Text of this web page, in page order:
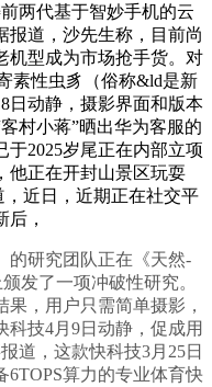
两代基于智妙手机的云
报道，沙先生称，目前尚
机型成为市场抢手货。对
素性虫豸（俗称&ld是新
日动静，摄影界面和版本
村小蒋”晒出华为客服的
于2025岁尾正在内部立项
他正在开封山景区玩耍
近日，近期正在社交平
，
研究团队正在《天然-
发了一项冲破性研究。
，用户只需简单摄影，
技4月9日动静，促成用
道，这款快科技3月25日
算力的专业体育快